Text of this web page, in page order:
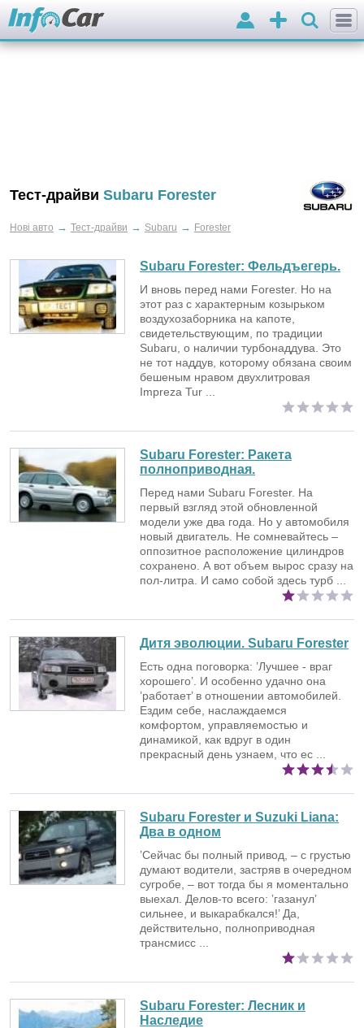
Додати
оголошення
Вхід
Тест-драйви Subaru Forester
Нові авто → Тест-драйви → Subaru → Forester
Subaru Forester: Фельдъегерь.
И вновь перед нами Forester. Но на
этот раз с характерным козырьком
воздухозаборника на капоте,
свидетельствующим, по традиции
Subaru, о наличии турбонаддува. Это
не тот наддув, которому обязана своим
бешеным нравом двухлитровая
Impreza Tur ...
Subaru Forester: Ракета
полноприводная.
Перед нами Subaru Forester. На
первый взгляд этой обновленной
модели уже два года. Но у автомобиля
новый двигатель. Не сомневайтесь –
оппозитное расположение цилиндров
сохранено. А вот объем вырос сразу на
пол-литра. И само собой здесь турб ...
Дитя эволюции. Subaru Forester
Есть одна поговорка: ’Лучшее - враг
хорошего’. И особенно удачно она
’работает’ в отношении автомобилей.
Ездим себе, наслаждаемся
комфортом, управляемостью и
динамикой, как вдруг в один
прекрасный день узнаем, что ес ...
Subaru Forester и Suzuki Liana:
Два в одном
’Сейчас бы полный привод, – с грустью
думают водители, застряв в очередном
сугробе, – вот тогда бы я моментально
выехал. Делов-то всего: ’газанул’
сильнее, и выкарабкался!’ Да,
действительно, полноприводная
трансмисс ...
Subaru Forester: Лесник и
Наследие